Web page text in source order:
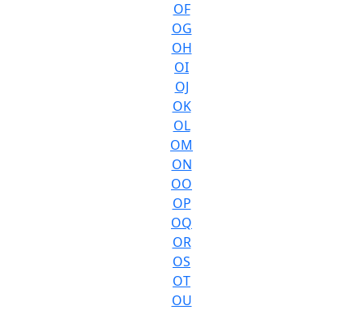
OF
OG
OH
OI
OJ
OK
OL
OM
ON
OO
OP
OQ
OR
OS
OT
OU